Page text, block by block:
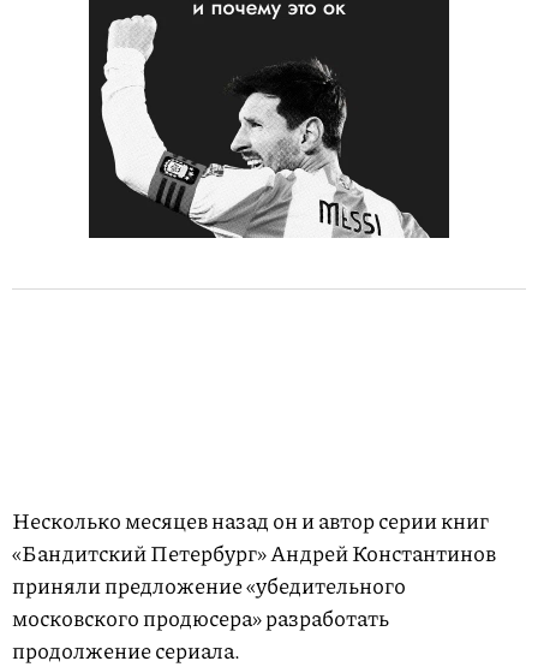
Несколько месяцев назад он и автор серии книг
«Бандитский Петербург» Андрей Константинов
приняли предложение «убедительного
московского продюсера» разработать
продолжение сериала.